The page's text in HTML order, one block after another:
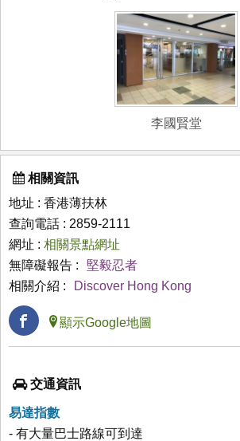
李國賢堂
相關資訊
地址 : 香港薄扶林
查詢電話 : 2859-2111
網址 : 相關景點網址
無障礙報告 :
堅毅忍者
相關介紹 :
Discover Hong Kong
顯示Google地圖
交通資訊
易達指數
- 有大量巴士路線可到達